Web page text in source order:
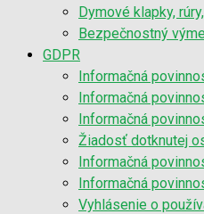
Dymové klapky,
Bezpečnostný
GDPR
Informačná
Informačná
Informačná
Žiadosť dotknutej
Informačná
Informačná
Vyhlásenie o